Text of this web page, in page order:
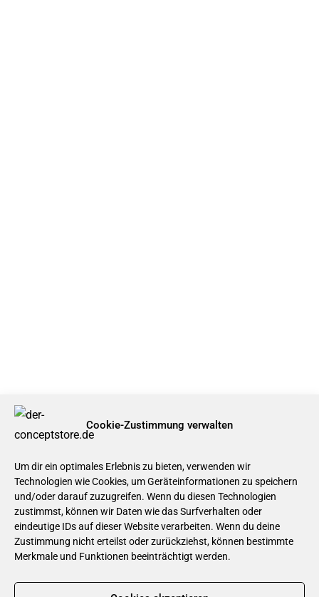
Cookie-Zustimmung verwalten
Um dir ein optimales Erlebnis zu bieten, verwenden wir
Technologien wie Cookies, um Geräteinformationen zu speichern
und/oder darauf zuzugreifen. Wenn du diesen Technologien
zustimmst, können wir Daten wie das Surfverhalten oder
eindeutige IDs auf dieser Website verarbeiten. Wenn du deine
Zustimmung nicht erteilst oder zurückziehst, können bestimmte
Merkmale und Funktionen beeinträchtigt werden.